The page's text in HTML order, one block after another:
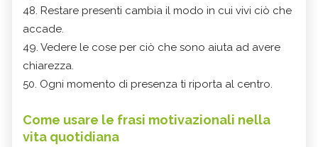
48. Restare presenti cambia il modo in cui vivi ciò che
accade.
49. Vedere le cose per ciò che sono aiuta ad avere
chiarezza.
50. Ogni momento di presenza ti riporta al centro.
Come usare le frasi motivazionali nella
vita quotidiana